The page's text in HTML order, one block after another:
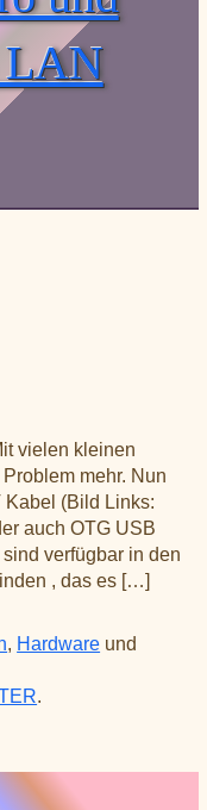
LAN
vielen kleinen
mehr. Nun
Kabel (Bild Links:
auch OTG USB
verfügbar in den
, das es […]
, Hardware und
.
und Router per